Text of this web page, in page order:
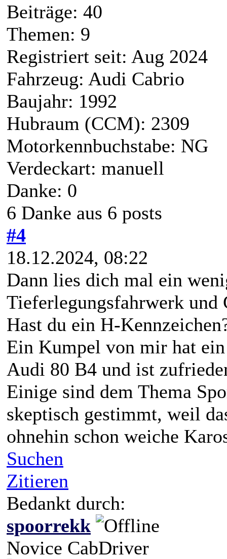
Beiträge: 40
Themen: 9
Registriert seit: Aug 2024
Fahrzeug: Audi Cabrio
Baujahr: 1992
Hubraum (CCM): 2309
Motorkennbuchstabe: NG
Verdeckart: manuell
Danke: 0
6 Danke aus 6 posts
#4
18.12.2024, 08:22
Dann lies dich mal ein
Tieferlegungsfahrwerk und
Hast du ein H-
Ein Kumpel von mir hat
Audi 80 B4 und ist
Einige sind dem Thema
skeptisch gestimmt, weil
ohnehin schon weiche
Suchen
Zitieren
Bedankt durch:
spoorrekk
Novice CabDriver